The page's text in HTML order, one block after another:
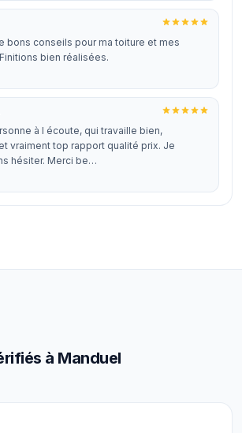
bons conseils pour ma toiture et mes
bien réalisées.
à l écoute, qui travaille bien,
vraiment top rapport qualité prix. Je
hésiter. Merci be…
à Manduel